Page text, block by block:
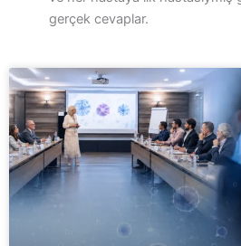
gerçek cevaplar.